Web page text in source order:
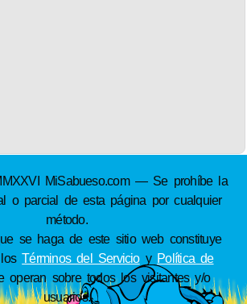
MiSabueso.com — Se prohíbe la
o parcial de esta página por cualquier
método.
se haga de este sitio web constituye
losTérminos del Servicioy Política de
operan sobre todos los visitantes y/o
usuarios.